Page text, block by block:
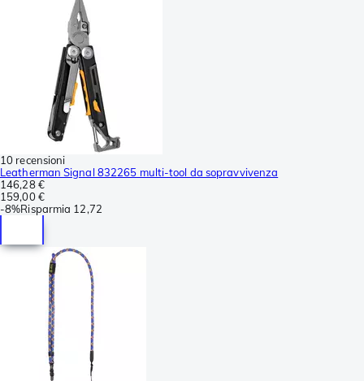
10 recensioni
Leatherman Signal 832265 multi-tool da sopravvivenza
146,28 €
159,00 €
-8%Risparmia 12,72